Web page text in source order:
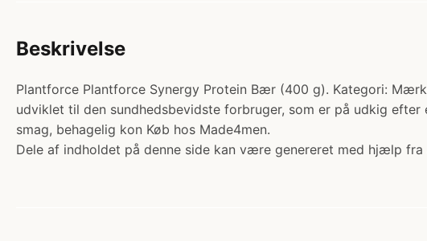
Beskrivelse
Plantforce Plantforce Synergy Protein Bær (400 g). Kategori:
udviklet til den sundhedsbevidste forbruger, som er på udkig
smag, behagelig kon Køb hos Made4men.
Dele af indholdet på denne side kan være genereret med hjælp fra